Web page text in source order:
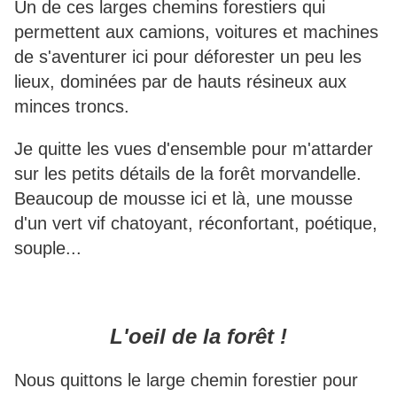
Un de ces larges chemins forestiers qui
permettent aux camions, voitures et machines
de s'aventurer ici pour déforester un peu les
lieux, dominées par de hauts résineux aux
minces troncs.
Je quitte les vues d'ensemble pour m'attarder
sur les petits détails de la forêt morvandelle.
Beaucoup de mousse ici et là, une mousse
d'un vert vif chatoyant, réconfortant, poétique,
souple...
L'oeil de la forêt !
Nous quittons le large chemin forestier pour